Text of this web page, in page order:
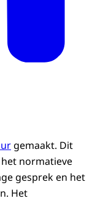
gemaakt. Dit
normatieve
gesprek en het
Het